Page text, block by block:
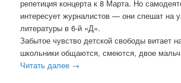
репетиция концерта к 8 Марта. Но
интересует журналистов — они спешат на
литературы в 6-й «Д».
Забытое чувство детской свободы витает
школьники общаются, смеются, двое
Читать далее →